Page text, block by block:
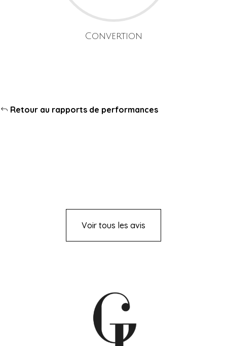
Convertion
Retour au rapports de performances
Voir tous les avis